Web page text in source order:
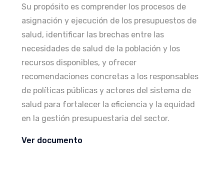
Su propósito es comprender los procesos de
asignación y ejecución de los presupuestos de
salud, identificar las brechas entre las
necesidades de salud de la población y los
recursos disponibles, y ofrecer
recomendaciones concretas a los responsables
de políticas públicas y actores del sistema de
salud para fortalecer la eficiencia y la equidad
en la gestión presupuestaria del sector.
Ver documento